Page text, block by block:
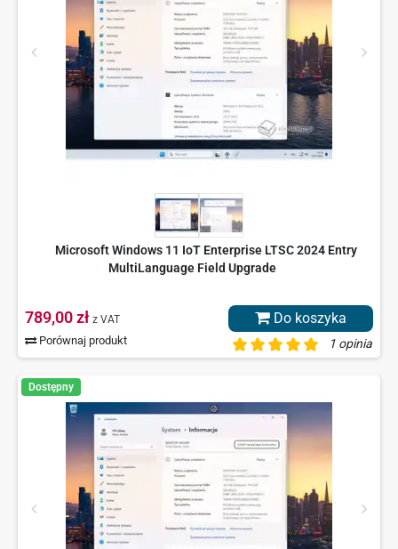
1 opinia
Microsoft Windows 11 IoT Enterprise LTSC 2024 Entry
MultiLanguage Field Upgrade
789,00 zł z VAT
Porównaj produkt
Do koszyka
Dostępny